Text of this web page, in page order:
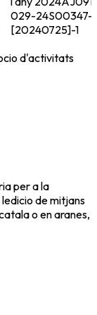
029-24S00347-
[20240725]-1
d'activitats
per a la
de mitjans
o en aranes,